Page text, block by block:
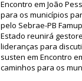
Encontro em João
para os municípios
pelo Sebrae-PB
Estado reunirá
lideranças para
susten em Encontro
caminhos para os